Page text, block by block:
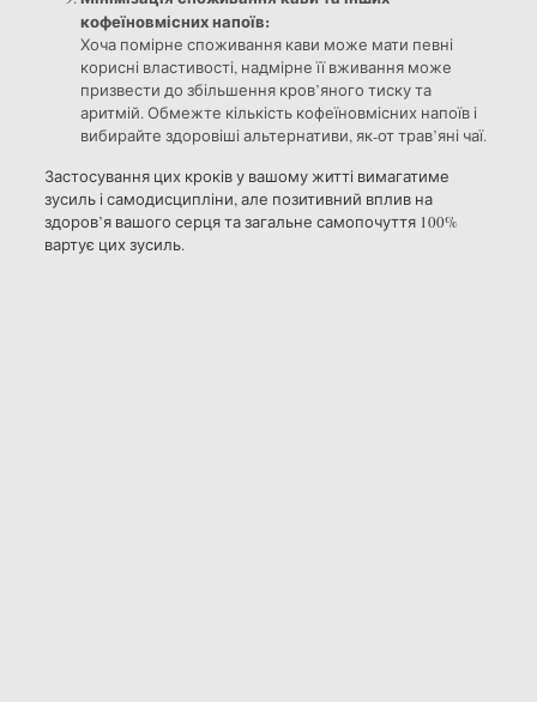
кофеїновмісних напоїв:
Хоча помірне споживання кави може мати певні
корисні властивості, надмірне її вживання може
призвести до збільшення кров’яного тиску та
аритмій. Обмежте кількість кофеїновмісних напоїв і
вибирайте здоровіші альтернативи, як-от трав’яні чаї.
Застосування цих кроків у вашому житті вимагатиме
зусиль і самодисципліни, але позитивний вплив на
здоров’я вашого серця та загальне самопочуття 100%
вартує цих зусиль.